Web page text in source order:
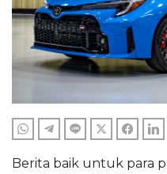
WHATSAPPTELEGRAM
LINE TWITTER
Berita baik untuk para